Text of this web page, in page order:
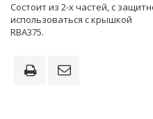
Состоит из 2-х частей, с
использоваться с крышкой
RBA375.